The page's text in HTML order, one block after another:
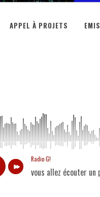
APPEL À PROJETS
Radio G!
vous allez écouter